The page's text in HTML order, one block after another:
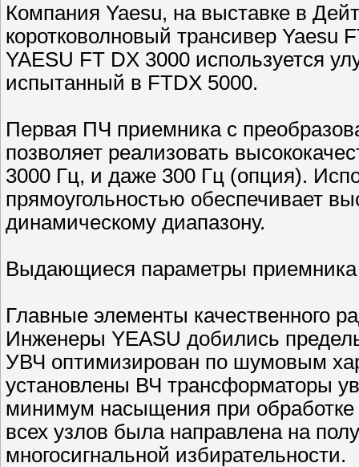
Компания Yaesu, на выставке в
коротковолновый трансивер Yaesu
YAESU FT DX 3000 используется
испытанный в FTDX 5000.
Первая ПЧ приемника с
позволяет реализовать
3000 Гц, и даже 300 Гц (опция).
прямоугольностью обеспечивает
динамическому диапазону.
Выдающиеся параметры приемника
Главные элементы качественного
Инженеры YEASU добились
УВЧ оптимизирован по шумовым
установлены ВЧ трансформаторы
минимум насыщения при
всех узлов была направлена на
многосигнальной избирательности.